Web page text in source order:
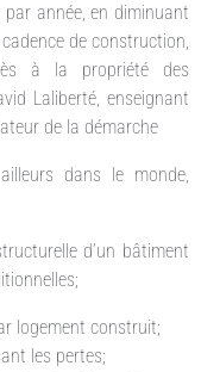
année, en diminuant
de construction,
à la propriété des
Laliberté, enseignant
de la démarche
dans le monde,
d’un bâtiment
logement construit;
les pertes;